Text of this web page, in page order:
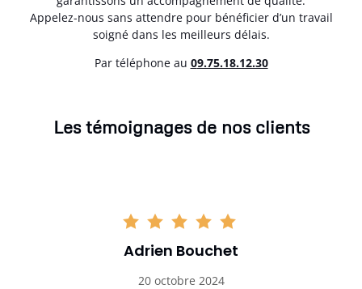
Appelez-nous sans attendre pour bénéficier d’un travail
soigné dans les meilleurs délais.
Par téléphone au 09.75.18.12.30
Les témoignages de nos clients
Adrien Bouchet
20 octobre 2024